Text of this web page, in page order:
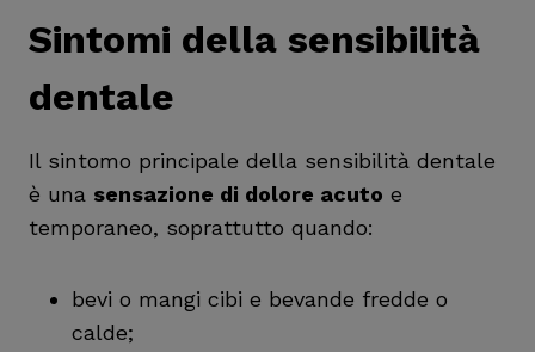
Sintomi della sensibilità
dentale
Il sintomo principale della sensibilità dentale
è una sensazione di dolore acuto e
temporaneo, soprattutto quando:
bevi o mangi cibi e bevande fredde o
calde;